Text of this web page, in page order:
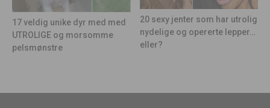
17 veldig unike dyr med med
UTROLIGE og morsomme
pelsmønstre
20 sexy jenter som har utrolig
nydelige og opererte lepper…
eller?